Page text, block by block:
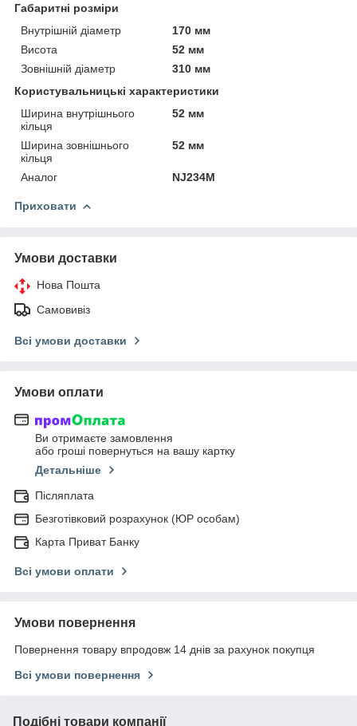
Габаритні розміри
Внутрішній діаметр
170 мм
Висота
52 мм
Зовнішній діаметр
310 мм
Користувальницькі характеристики
Ширина внутрішнього
кільця
52 мм
Ширина зовнішнього
кільця
52 мм
Аналог NJ234M
Приховати
Умови доставки
Нова Пошта
Самовивіз
Всі умови доставки
Умови оплати
Ви отримаєте замовлення
або гроші повернуться на вашу картку
Детальніше
Післяплата
Безготівковий розрахунок (ЮР особам)
Карта Приват Банку
Всі умови оплати
Умови повернення
Повернення товару впродовж 14 днів за рахунок покупця
Всі умови повернення
Подібні товари компанії